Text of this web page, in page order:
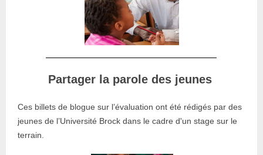
Partager la parole des jeunes
Ces billets de blogue sur l’évaluation ont été rédigés par des
jeunes de l’Université Brock dans le cadre d'un stage sur le
terrain.